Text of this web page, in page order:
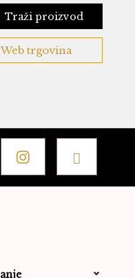
Traži proizvod
Web trgovina